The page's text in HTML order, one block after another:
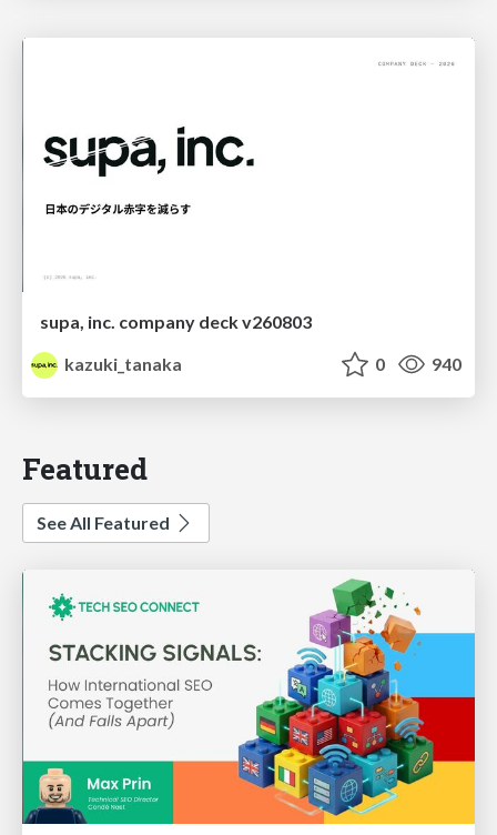
supa, inc. company deck v260803
kazuki_tanaka
0 940
Featured
See All Featured